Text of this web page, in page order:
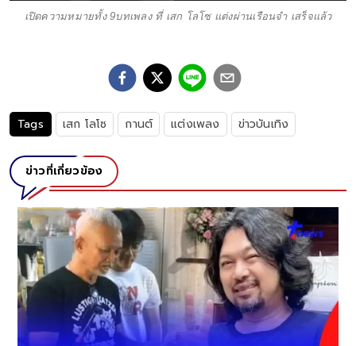
เปิดความหมายทั้ง 9บทเพลง ที่ เสก โลโซ แต่งผ่านเรือนจำ เสร็จแล้ว
Tags เสก โลโซ กานต์ แต่งเพลง ข่าวบันเทิง
ข่าวที่เกี่ยวข้อง